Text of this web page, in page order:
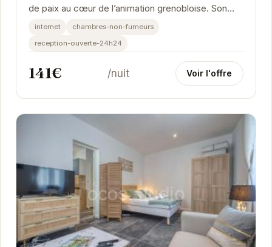
de paix au cœur de l’animation grenobloise. Son
emplacement privilégié vous permet de profiter...
internet
chambres-non-fumeurs
reception-ouverte-24h24
141€ /nuit Voir l'offre